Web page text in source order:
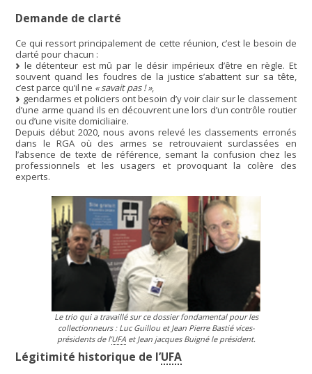
Demande de clarté
Ce qui ressort principalement de cette réunion, c’est le besoin de
clarté pour chacun :
le détenteur est mû par le désir impérieux d’être en règle. Et
souvent quand les foudres de la justice s’abattent sur sa tête,
c’est parce qu’il ne « savait pas ! »,
gendarmes et policiers ont besoin d’y voir clair sur le classement
d’une arme quand ils en découvrent une lors d’un contrôle routier
ou d’une visite domiciliaire.
Depuis début 2020, nous avons relevé les classements erronés
dans le RGA où des armes se retrouvaient surclassées en
l’absence de texte de référence, semant la confusion chez les
professionnels et les usagers et provoquant la colère des
experts.
Le trio qui a travaillé sur ce dossier fondamental pour les
collectionneurs : Luc Guillou et Jean Pierre Bastié vices-
présidents de l’UFAet Jean jacques Buigné le président.
Légitimité historique de l’UFA